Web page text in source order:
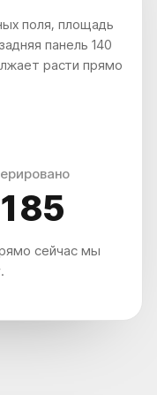
поля, площадь
панель 140
расти прямо
сейчас мы